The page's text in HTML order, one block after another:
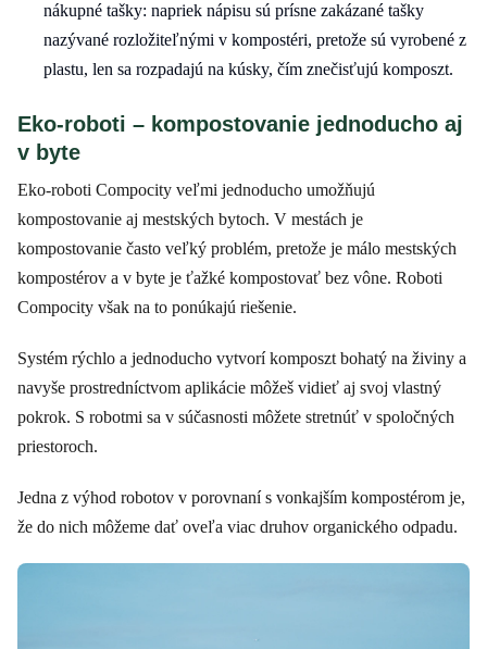
nákupné tašky: napriek nápisu sú prísne zakázané tašky
nazývané rozložiteľnými v kompostéri, pretože sú vyrobené z
plastu, len sa rozpadajú na kúsky, čím znečisťujú komposzt.
Eko-roboti – kompostovanie jednoducho aj
v byte
Eko-roboti Compocity veľmi jednoducho umožňujú
kompostovanie aj mestských bytoch. V mestách je
kompostovanie často veľký problém, pretože je málo mestských
kompostérov a v byte je ťažké kompostovať bez vône. Roboti
Compocity však na to ponúkajú riešenie.
Systém rýchlo a jednoducho vytvorí komposzt bohatý na živiny a
navyše prostredníctvom aplikácie môžeš vidieť aj svoj vlastný
pokrok. S robotmi sa v súčasnosti môžete stretnúť v spoločných
priestoroch.
Jedna z výhod robotov v porovnaní s vonkajším kompostérom je,
že do nich môžeme dať oveľa viac druhov organického odpadu.